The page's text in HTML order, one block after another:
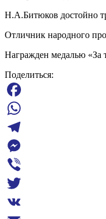
Н.А.Битюков достойно
Отличник народного
Награжден медалью «За
Поделиться:
Facebook
WhatsApp
Telegram
Messenger
Viber
Twitter